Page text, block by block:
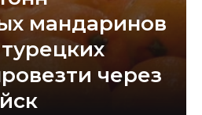
мандаринов
через